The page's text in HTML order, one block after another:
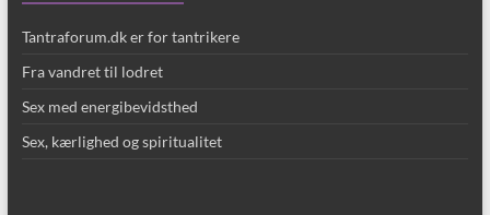
Tantraforum.dk er for tantrikere
Fra vandret til lodret
Sex med energibevidsthed
Sex, kærlighed og spiritualitet